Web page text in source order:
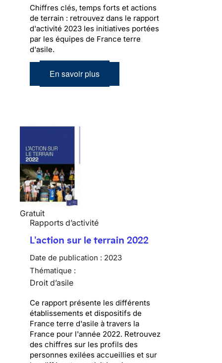
Chiffres clés, temps forts et actions
de terrain : retrouvez dans le rapport
d'activité 2023 les initiatives portées
par les équipes de France terre
d'asile.
En savoir plus
Gratuit
Rapports d’activité
L'action sur le terrain 2022
Date de publication : 2023
Thématique :
Droit d’asile
Ce rapport présente les différents
établissements et dispositifs de
France terre d'asile à travers la
France pour l'année 2022. Retrouvez
des chiffres sur les profils des
personnes exilées accueillies et sur